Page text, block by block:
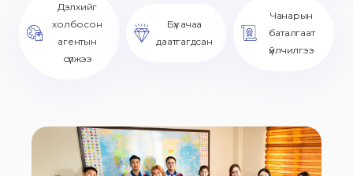
Дэлхийг
холбосон
агентын
сүлжээ
Бүх ачаа
даатгагдсан
Чанарын
баталгаат
үйлчилгээ